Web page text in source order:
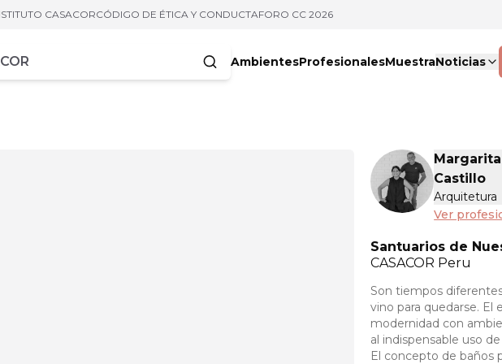
CASACORCÓDIGO DE ÉTICA Y CONDUCTAFORO CC 2026
AmbientesProfesionalesMuestraNoticias
Castillo
Arquitetura
Ver
Santuarios de
CASACOR Peru
Son tiempos
vino para quedarse. El
modernidad con
al indispensable uso
El concepto de baños